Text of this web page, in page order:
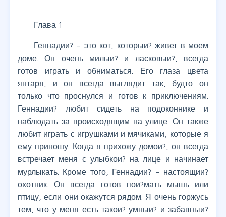
Глава 1
Геннадии? – это кот, которыи? живет в моем
доме. Он очень милыи? и ласковыи?, всегда
готов играть и обниматься. Его глаза цвета
янтаря, и он всегда выглядит так, будто он
только что проснулся и готов к приключениям.
Геннадии? любит сидеть на подоконнике и
наблюдать за происходящим на улице. Он также
любит играть с игрушками и мячиками, которые я
ему приношу. Когда я прихожу домои?, он всегда
встречает меня с улыбкои? на лице и начинает
мурлыкать. Кроме того, Геннадии? – настоящии?
охотник. Он всегда готов пои?мать мышь или
птицу, если они окажутся рядом. Я очень горжусь
тем, что у меня есть такои? умныи? и забавныи?